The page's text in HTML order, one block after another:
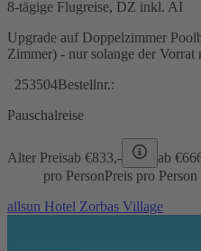
8-tägige Flugreise, DZ inkl. AI
Upgrade auf Doppelzimmer
Zimmer) - nur solange der Vorrat
253504Bestellnr.:
Pauschalreise
Alter Preisab €833,- ab €
pro PersonPreis pro Person
allsun Hotel Zorbas Village